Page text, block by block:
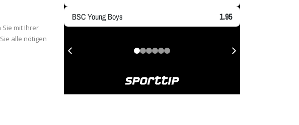
mit Ihrer
alle nötigen